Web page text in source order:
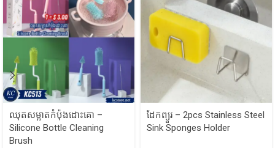
ឈុតសម្អាតកំប៉ុងដោះគោ –
Silicone Bottle Cleaning
Brush
ដែកព្យួរ​ – 2pcs Stainless Steel
Sink Sponges Holder